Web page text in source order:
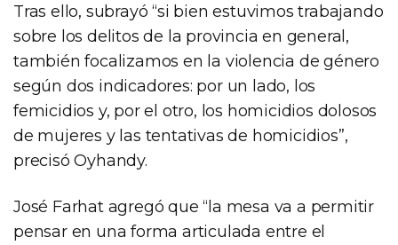
Tras ello, subrayó “si bien estuvimos trabajando
sobre los delitos de la provincia en general,
también focalizamos en la violencia de género
según dos indicadores: por un lado, los
femicidios y, por el otro, los homicidios dolosos
de mujeres y las tentativas de homicidios”,
precisó Oyhandy.
José Farhat agregó que “la mesa va a permitir
pensar en una forma articulada entre el